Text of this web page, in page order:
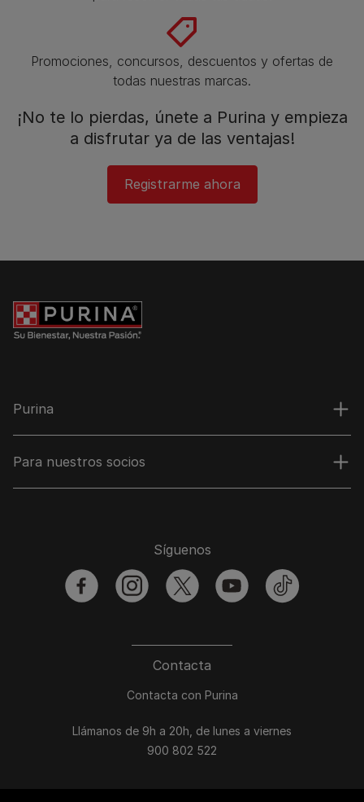
Promociones, concursos, descuentos y ofertas de
todas nuestras marcas.​
¡No te lo pierdas, únete a Purina y empieza
a disfrutar ya de las ventajas!​
Registrarme ahora
Purina
Para nuestros socios
Contacta
Contacta con Purina
Llámanos de 9h a 20h, de lunes a viernes
900 802 522
Síguenos
facebookinstagramtwitter youtubetiktok